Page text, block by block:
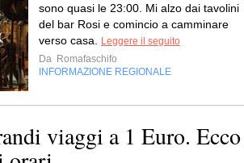
sono quasi le 23:00. Mi alzo dai tavolini
del bar Rosi e comincio a camminare
verso casa.
Leggere il seguito
Da Romafaschifo
INFORMAZIONE REGIONALE
viaggi a 1 Euro. Ecco